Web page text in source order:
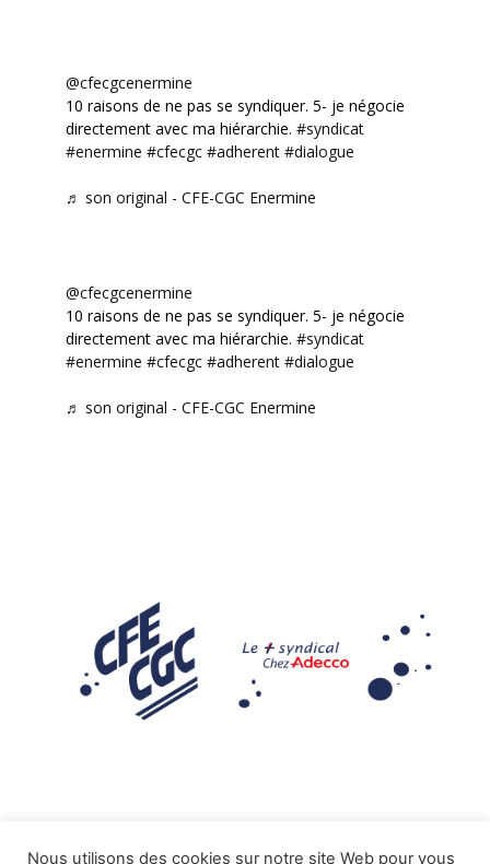
@cfecgcenermine
10 raisons de ne pas se syndiquer. 5- je négocie
directement avec ma hiérarchie. #syndicat
#enermine #cfecgc #adherent #dialogue
♬ son original - CFE-CGC Enermine
@cfecgcenermine
10 raisons de ne pas se syndiquer. 5- je négocie
directement avec ma hiérarchie. #syndicat
#enermine #cfecgc #adherent #dialogue
♬ son original - CFE-CGC Enermine
Nous utilisons des cookies sur notre site Web pour vous